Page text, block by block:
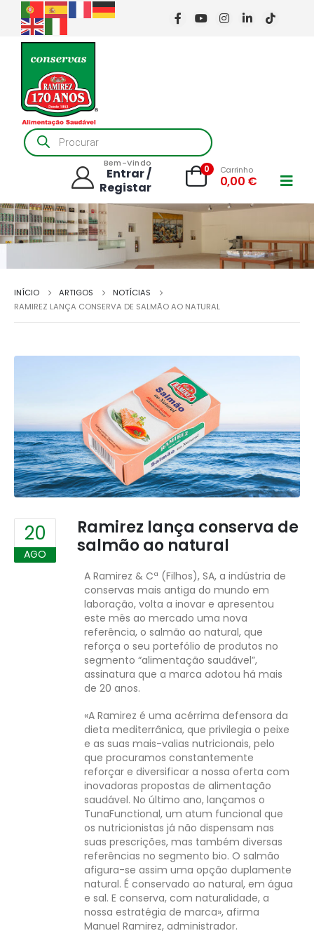
Products
search
Bem-Vindo
Entrar /
Registar
0 Carrinho
0,00 €
INÍCIO ARTIGOS
NOTÍCIAS
RAMIREZ LANÇA CONSERVA DE SALMÃO AO NATURAL
20
AGO
Ramirez lança conserva de
salmão ao natural
A Ramirez & Cª (Filhos), SA, a indústria de
conservas mais antiga do mundo em
laboração, volta a inovar e apresentou
este mês ao mercado uma nova
referência, o salmão ao natural, que
reforça o seu portefólio de produtos no
segmento “alimentação saudável”,
assinatura que a marca adotou há mais
de 20 anos.
«A Ramirez é uma acérrima defensora da
dieta mediterrânica, que privilegia o peixe
e as suas mais-valias nutricionais, pelo
que procuramos constantemente
reforçar e diversificar a nossa oferta com
inovadoras propostas de alimentação
saudável. No último ano, lançamos o
TunaFunctional, um atum funcional que
os nutricionistas já não dispensam nas
suas prescrições, mas também diversas
referências no segmento bio. O salmão
afigura-se assim uma opção duplamente
natural. É conservado ao natural, em água
e sal. E conserva, com naturalidade, a
nossa estratégia de marca», afirma
Manuel Ramirez, administrador.